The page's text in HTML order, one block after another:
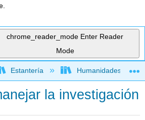
chrome_reader_mode Enter Reader
Mode
jerarquía global
Estantería Humanidades
la investigación